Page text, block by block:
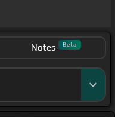
Notes Beta